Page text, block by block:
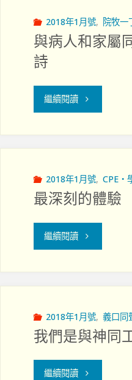
野、
雙
溝
2018年1月號, 院牧一
與病人和家屬
詩
繼續閱讀"與
和
家
屬
召
命
2018年1月號, CPE‧
最深刻的體驗
繼續閱讀"最
的
體
驗"
2018年1月號, 義口同
我們是與神同
繼續閱讀"我